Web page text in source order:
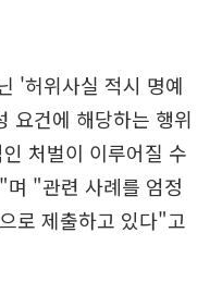
'허위사실 적시 명예
요건에 해당하는 행위
처벌이 이루어질 수
"관련 사례를 엄정
로 제출하고 있다"고